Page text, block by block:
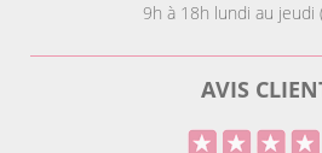
9h à 18h lundi au jeudi
AVIS